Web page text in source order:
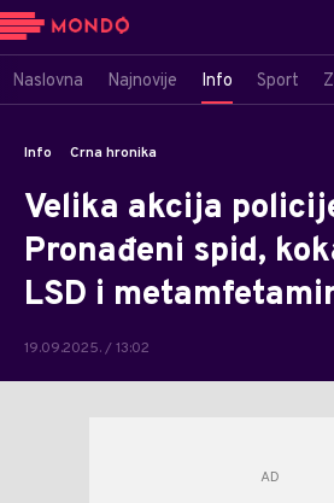
Naslovna Najnovije Info Sport
Info Crna hronika
Velika akcija
Pronađeni spid,
LSD i
19.09.2025. / 13:02